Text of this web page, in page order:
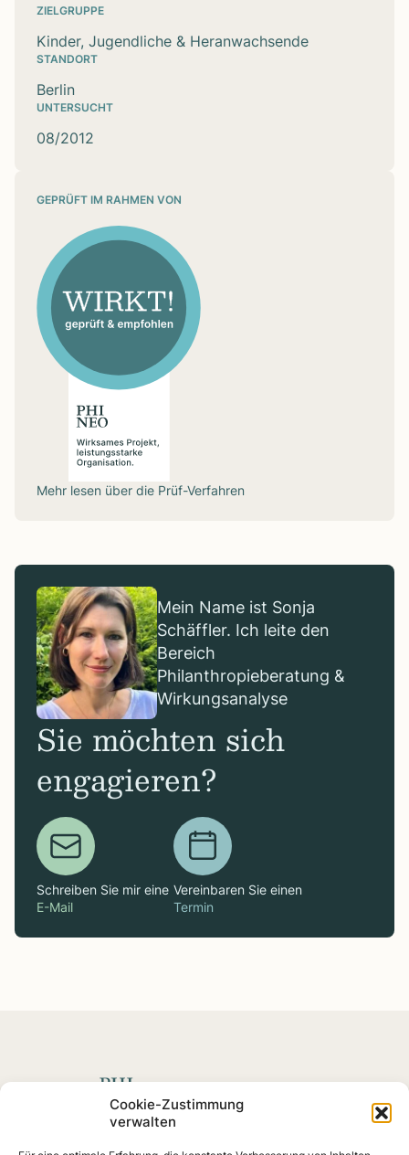
Cookie-Zustimmung
verwalten
ZIELGRUPPE
Kinder, Jugendliche & Heranwachsende
STANDORT
Berlin
UNTERSUCHT
08/2012
GEPRÜFT IM RAHMEN VON
Mehr lesen über die Prüf-Verfahren
Mein Name ist Sonja
Schäffler. Ich leite den
Bereich
Philanthropieberatung &
Wirkungsanalyse
Sie möchten sich
engagieren?
Schreiben Sie mir eine
E-Mail
Vereinbaren Sie einen
Termin